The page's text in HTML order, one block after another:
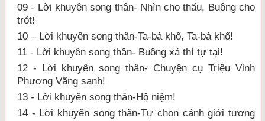
09 - Lời khuyên song thân- Nhìn cho thấu, Buông cho
trót!
10 – Lời khuyên song thân-Ta-bà khổ, Ta-bà khổ!
11 - Lời khuyên song thân- Buông xả thì tự tại!
12 - Lời khuyên song thân- Chuyện cụ Triệu Vinh
Phương Vãng sanh!
13 - Lời khuyên song thân-Hộ niệm!
14 - Lời khuyên song thân-Tự chọn cảnh giới tương